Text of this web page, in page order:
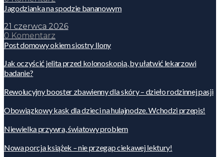
Jagodzianka na spodzie bananowym
21 czerwca 2026
0 Komentarz
Post domowy okiem siostry Ilony
Jak oczyścić jelita przed kolonoskopią, by ułatwić lekarzowi
badanie?
Rewolucyjny booster zbawienny dla skóry – dzieło rodzinnej pasji
Obowiązkowy kask dla dzieci na hulajnodze. Wchodzi przepis!
Niewielka przywra, światowy problem
Nowa porcja książek – nie przegap ciekawej lektury!